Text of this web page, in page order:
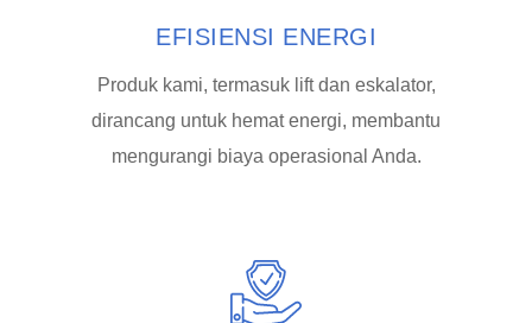
EFISIENSI ENERGI
Produk kami, termasuk lift dan eskalator,
dirancang untuk hemat energi, membantu
mengurangi biaya operasional Anda.